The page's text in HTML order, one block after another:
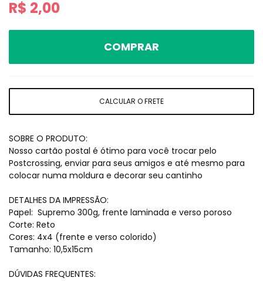
R$ 2,00
COMPRAR
CALCULAR O FRETE
SOBRE O PRODUTO:
Nosso cartão postal é ótimo para você trocar pelo
Postcrossing, enviar para seus amigos e até mesmo para
colocar numa moldura e decorar seu cantinho
DETALHES DA IMPRESSÃO:
Papel: Supremo 300g, frente laminada e verso poroso
Corte: Reto
Cores: 4x4 (frente e verso colorido)
Tamanho: 10,5x15cm
DÚVIDAS FREQUENTES: